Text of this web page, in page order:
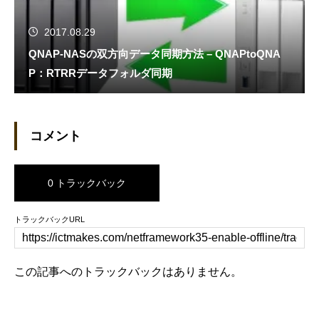
2017.08.29
QNAP-NASの双方向データ同期方法 – QNAPtoQNA
P：RTRRデータフォルダ同期
コメント
0 トラックバック
トラックバックURL
この記事へのトラックバックはありません。